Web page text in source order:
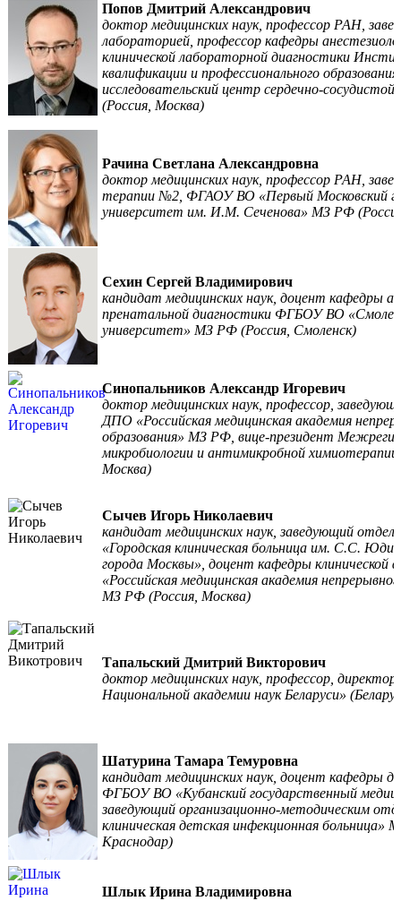
Попов Дмитрий Александрович
доктор медицинских наук, профессор РАН,
лабораторией, профессор кафедры
клинической лабораторной диагностики
квалификации и профессионального
исследовательский центр сердечно-
(Россия, Москва)
Рачина Светлана Александровна
доктор медицинских наук, профессор РАН,
терапии №2, ФГАОУ ВО «Первый Московский
университет им. И.М. Сеченова» МЗ РФ
Сехин Сергей Владимирович
кандидат медицинских наук, доцент кафедры
пренатальной диагностики ФГБОУ ВО
университет» МЗ РФ (Россия, Смоленск)
Синопальников Александр Игоревич
доктор медицинских наук, профессор,
ДПО «Российская медицинская академия
образования» МЗ РФ, вице-президент
микробиологии и антимикробной
Москва)
Сычев Игорь Николаевич
кандидат медицинских наук, заведующий
«Городская клиническая больница им. С.С.
города Москвы», доцент кафедры
«Российская медицинская академия
МЗ РФ (Россия, Москва)
Тапальский Дмитрий Викторович
доктор медицинских наук, профессор,
Национальной академии наук Беларуси»
Шатурина Тамара Темуровна
кандидат медицинских наук, доцент кафедры
ФГБОУ ВО «Кубанский государственный
заведующий организационно-методическим
клиническая детская инфекционная больница»
Краснодар)
Шлык Ирина Владимировна